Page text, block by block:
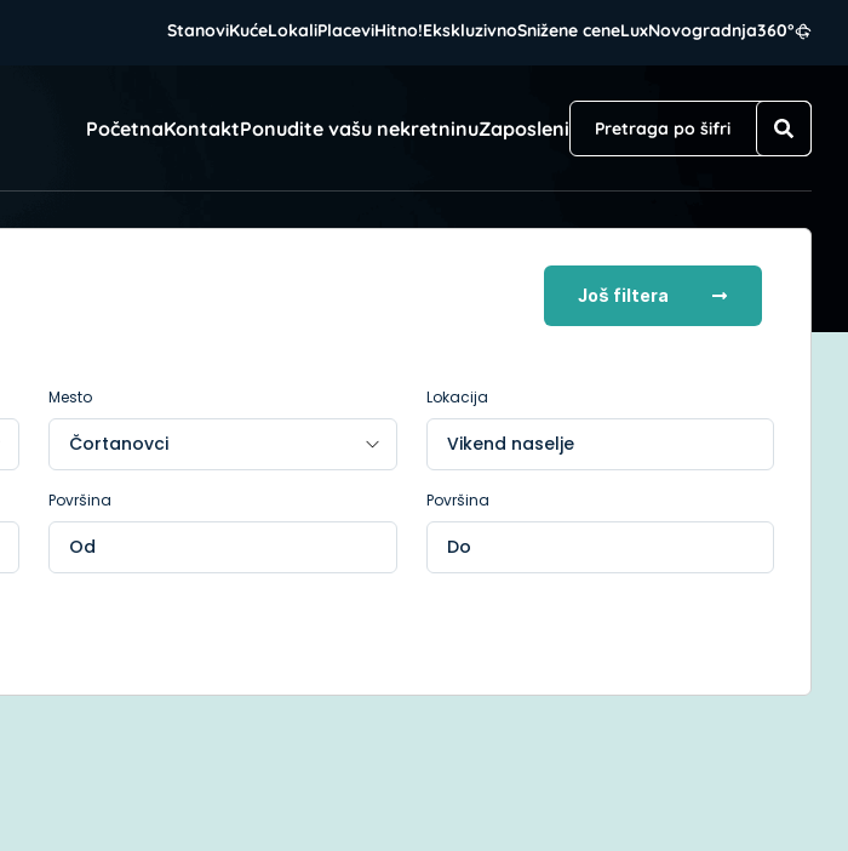
StanoviKućeLokaliPlaceviHitno!EkskluzivnoSnižene ceneLuxNovogradnja360°
PočetnaKontaktPonudite vašu nekretninuZaposleni
Još filtera
Mesto Lokacija
Vikend naselje
Površina Površina